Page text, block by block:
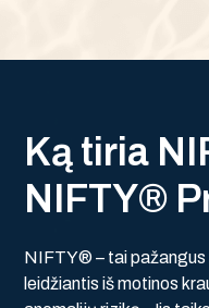
Ką tiria N
N FTY® P
NIFTY® – tai pažangus
leidžiantis iš motinos